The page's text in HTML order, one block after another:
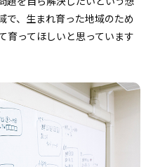
で、生まれ育った地域のため
育ってほしいと思っています